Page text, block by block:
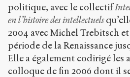
Accéder
à la
version
PDF
politique, avec le collectif
en l’histoire des intellectuels
2004 avec Michel Trebitsch
période de la Renaissance
Elle a également codirigé les
colloque de fin 2006 dont il